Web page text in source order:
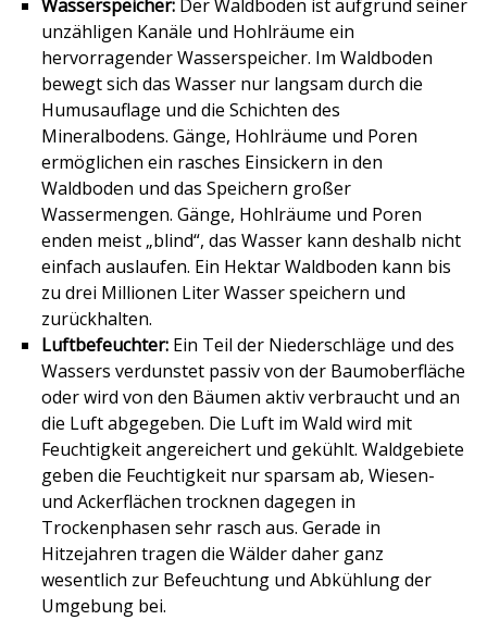
Wasserspeicher: Der Waldboden ist aufgrund seiner
unzähligen Kanäle und Hohlräume ein
hervorragender Wasserspeicher. Im Waldboden
bewegt sich das Wasser nur langsam durch die
Humusauflage und die Schichten des
Mineralbodens. Gänge, Hohlräume und Poren
ermöglichen ein rasches Einsickern in den
Waldboden und das Speichern großer
Wassermengen. Gänge, Hohlräume und Poren
enden meist „blind“, das Wasser kann deshalb nicht
einfach auslaufen. Ein Hektar Waldboden kann bis
zu drei Millionen Liter Wasser speichern und
zurückhalten.
Luftbefeuchter: Ein Teil der Niederschläge und des
Wassers verdunstet passiv von der Baumoberfläche
oder wird von den Bäumen aktiv verbraucht und an
die Luft abgegeben. Die Luft im Wald wird mit
Feuchtigkeit angereichert und gekühlt. Waldgebiete
geben die Feuchtigkeit nur sparsam ab, Wiesen-
und Ackerflächen trocknen dagegen in
Trockenphasen sehr rasch aus. Gerade in
Hitzejahren tragen die Wälder daher ganz
wesentlich zur Befeuchtung und Abkühlung der
Umgebung bei.